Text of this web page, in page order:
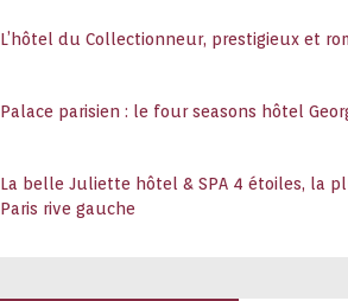
L’hôtel du Collectionneur, prestigieux et
Palace parisien : le four seasons hôtel
La belle Juliette hôtel & SPA 4 étoiles, la
Paris rive gauche